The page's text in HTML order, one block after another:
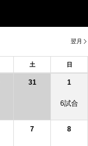
翌月
土 日
31 1
6試合
7 8